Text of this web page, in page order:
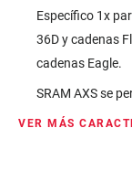
Específico 1x
36D y cadenas
cadenas Eagle.
SRAM AXS se
VER MÁS